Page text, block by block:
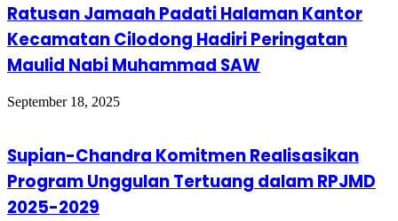
Ratusan Jamaah Padati Halaman Kantor
Kecamatan Cilodong Hadiri Peringatan
Maulid Nabi Muhammad SAW
September 18, 2025
Supian-Chandra Komitmen Realisasikan
Program Unggulan Tertuang dalam RPJMD
2025-2029